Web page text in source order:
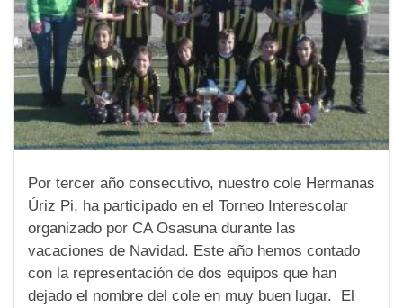
Por tercer año consecutivo, nuestro cole Hermanas
Úriz Pi, ha participado en el Torneo Interescolar
organizado por CA Osasuna durante las
vacaciones de Navidad. Este año hemos contado
con la representación de dos equipos que han
dejado el nombre del cole en muy buen lugar. El